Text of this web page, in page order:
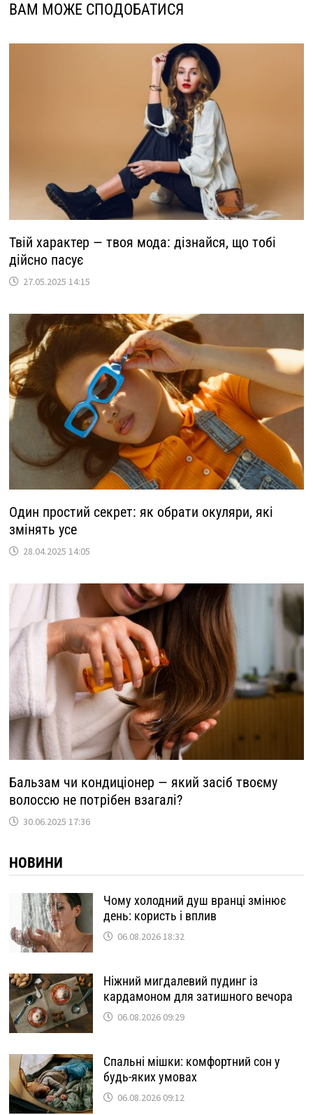
ВАМ МОЖЕ СПОДОБАТИСЯ
Твій характер — твоя мода: дізнайся, що тобі
дійсно пасує
27.05.2025 14:15
Один простий секрет: як обрати окуляри, які
змінять усе
28.04.2025 14:05
Бальзам чи кондиціонер — який засіб твоєму
волоссю не потрібен взагалі?
30.06.2025 17:36
НОВИНИ
Чому холодний душ вранці змінює
день: користь і вплив
06.08.2026 18:32
Ніжний мигдалевий пудинг із
кардамоном для затишного вечора
06.08.2026 09:29
Спальні мішки: комфортний сон у
будь-яких умовах
06.08.2026 09:12